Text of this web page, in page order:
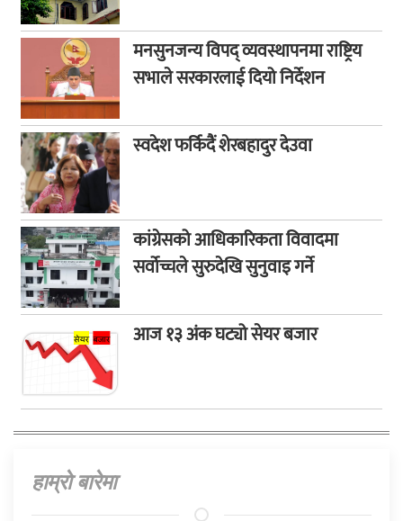
मनसुनजन्य विपद् व्यवस्थापनमा राष्ट्रिय
सभाले सरकारलाई दियो निर्देशन
स्वदेश फर्किदैं शेरबहादुर देउवा
कांग्रेसको आधिकारिकता विवादमा
सर्वोच्चले सुरुदेखि सुनुवाइ गर्ने
आज १३ अंक घट्यो सेयर बजार
हाम्राे बारेमा